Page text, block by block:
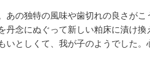
あの独特の風味や歯切れの良さがこ
丹念にぬぐって新しい粕床に漬け換
いとしくて、我が子のようでした。